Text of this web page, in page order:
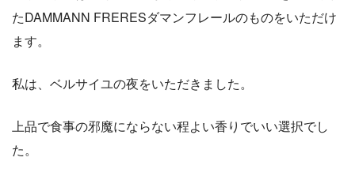
たDAMMANN FRERESダマンフレールのものをいただけ
ます。
私は、ベルサイユの夜をいただきました。
上品で食事の邪魔にならない程よい香りでいい選択でし
た。